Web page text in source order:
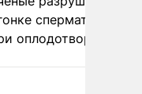
оплодотворении